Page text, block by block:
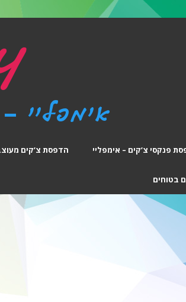
פנקסי צ’קים – אימפליי הדפסת צ’קים
בטוחים